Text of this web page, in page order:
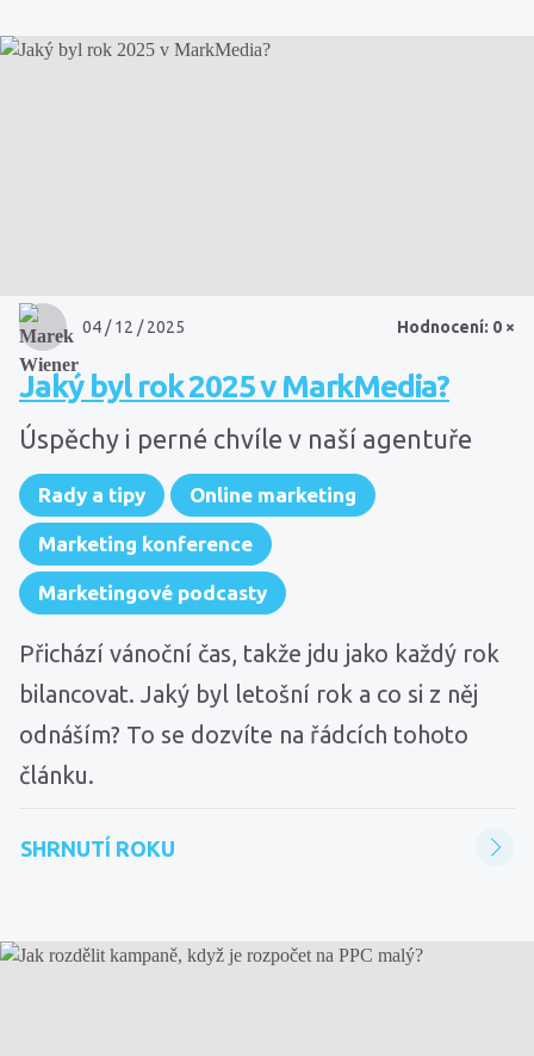
Hodnocení: 0 ×
04 / 12 / 2025
Jaký byl rok 2025 v MarkMedia?
Úspěchy i perné chvíle v naší agentuře
Rady a tipy Online marketing
Marketing konference
Marketingové podcasty
Přichází vánoční čas, takže jdu jako každý rok
bilancovat. Jaký byl letošní rok a co si z něj
odnáším? To se dozvíte na řádcích tohoto
článku.
SHRNUTÍ ROKU